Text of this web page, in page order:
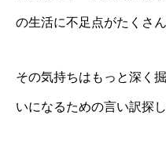
の生活に不足点がたくさ
その気持ちはもっと深く
いになるための言い訳探